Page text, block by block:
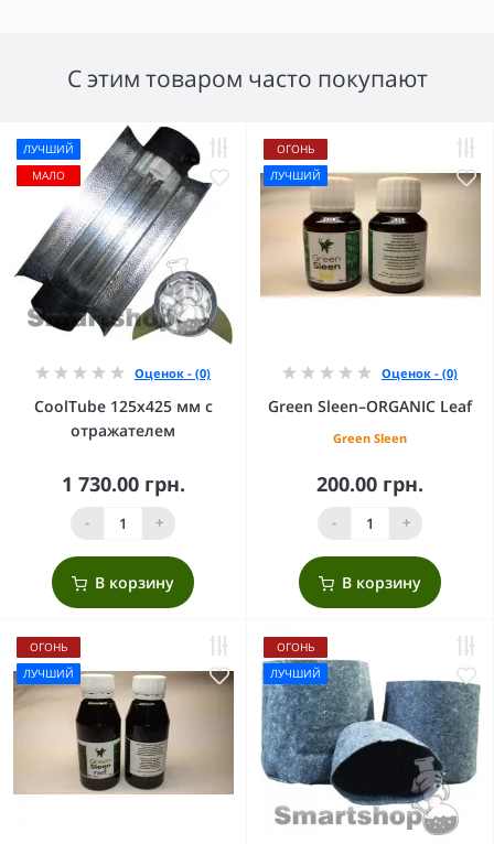
С этим товаром часто покупают
ЛУЧШИЙ
МАЛО
Оценок - (0)
CoolTube 125х425 мм с
отражателем
1 730.00 грн.
- +
В корзину
ОГОНЬ
ЛУЧШИЙ
Оценок - (0)
Green Sleen–ORGANIC Leaf
Green Sleen
200.00 грн.
- +
В корзину
ОГОНЬ
ЛУЧШИЙ
ОГОНЬ
ЛУЧШИЙ